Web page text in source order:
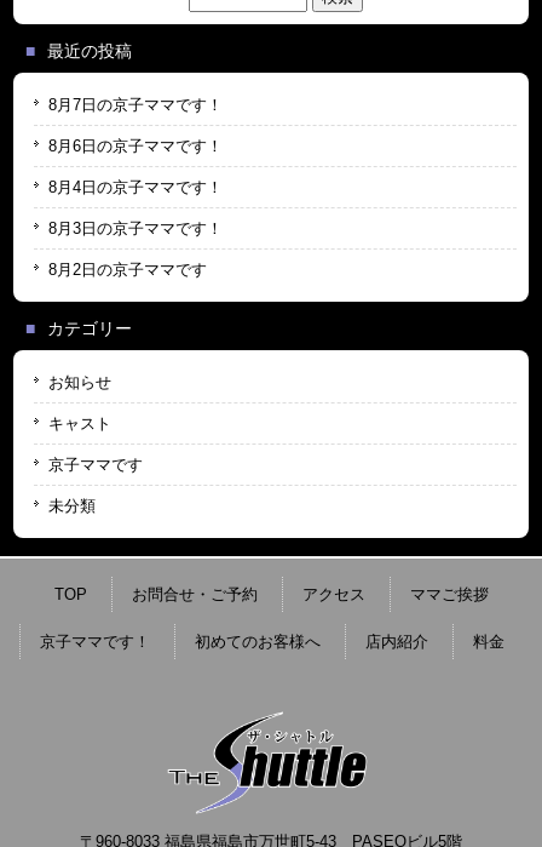
索:
最近の投稿
8月7日の京子ママです！
8月6日の京子ママです！
8月4日の京子ママです！
8月3日の京子ママです！
8月2日の京子ママです
カテゴリー
お知らせ
キャスト
京子ママです
未分類
TOP お問合せ・ご予約 アクセス ママご挨拶
京子ママです！ 初めてのお客様へ 店内紹介 料金
〒960-8033 福島県福島市万世町5-43 PASEOビル5階